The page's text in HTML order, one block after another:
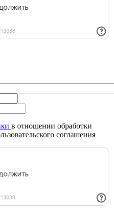
в отношении обработки
соглашения